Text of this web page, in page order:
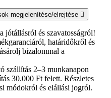
megjelenítése/elrejtése 
jótállásról és szavatosságról!
határidőkről és
bizalommal a
szállítás 2–3 munkanapon
30.000 Ft felett. Részletes
módokról és elállási jogról.